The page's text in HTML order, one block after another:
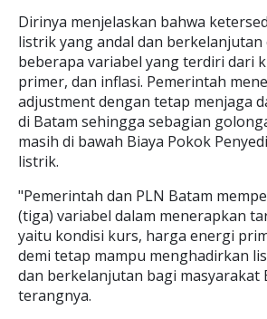
Dirinya menjelaskan bahwa
listrik yang andal dan
beberapa variabel yang terdiri dari
primer, dan inflasi. Pemerintah
adjustment dengan tetap menjaga
di Batam sehingga sebagian
masih di bawah Biaya Pokok
listrik.
"Pemerintah dan PLN Batam
(tiga) variabel dalam menerapkan
yaitu kondisi kurs, harga energi
demi tetap mampu menghadirkan
dan berkelanjutan bagi masyarakat
terangnya.